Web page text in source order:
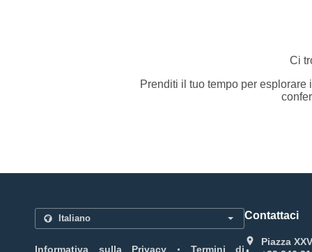
Ci
Prenditi il tuo tempo per
Informativa sulla Privacy . Termini di
Contattaci
Piazza